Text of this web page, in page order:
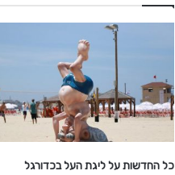
s
a
כל החדשות על ליגת העל בכדורגל